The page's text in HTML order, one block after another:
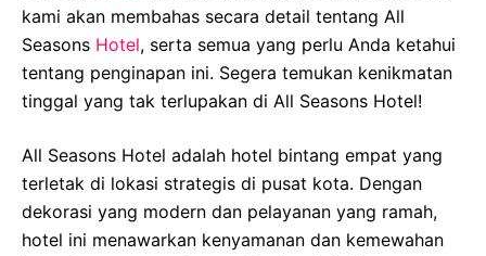
kami akan membahas secara detail tentang All
Seasons Hotel, serta semua yang perlu Anda ketahui
tentang penginapan ini. Segera temukan kenikmatan
tinggal yang tak terlupakan di All Seasons Hotel!
All Seasons Hotel adalah hotel bintang empat yang
terletak di lokasi strategis di pusat kota. Dengan
dekorasi yang modern dan pelayanan yang ramah,
hotel ini menawarkan kenyamanan dan kemewahan